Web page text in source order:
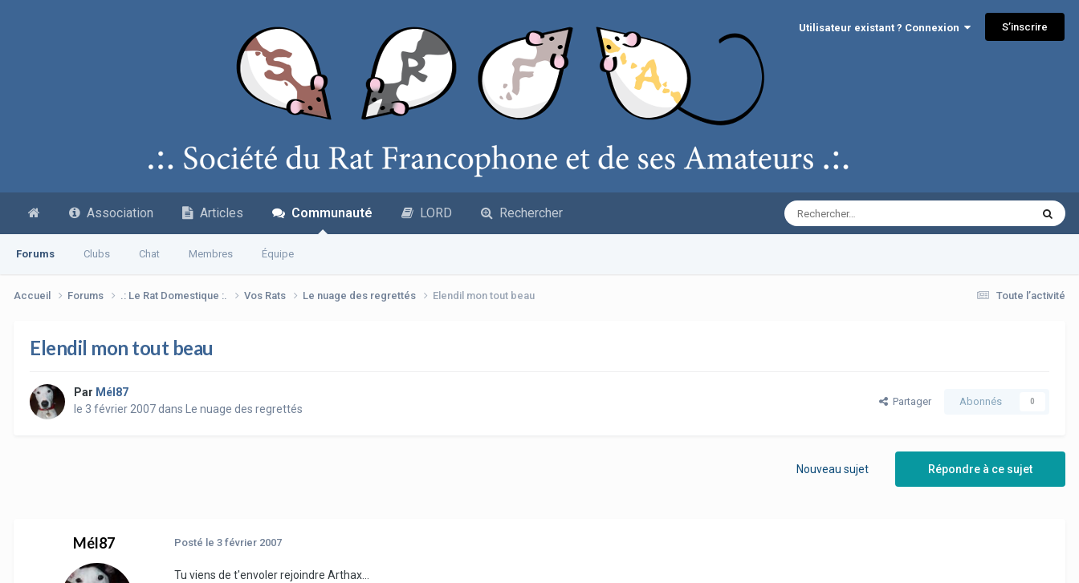
Utilisateur existant ? Connexion S’inscrire
Association Articles Communauté
Forums Clubs Chat Membres Équipe
LORD Rechercher
Toute l’activité
Accueil Forums .: Le Rat Domestique :. Vos Rats Le nuage des regrettés Elendil mon tout beau
Elendil mon tout beau
Par Mél87
le 3 février 2007dans Le nuage des regrettés
Partager Abonnés 0
Répondre à ce sujet
Nouveau sujet
Mél87 Posté le 3 février 2007
Tu viens de t'envoler rejoindre Arthax...